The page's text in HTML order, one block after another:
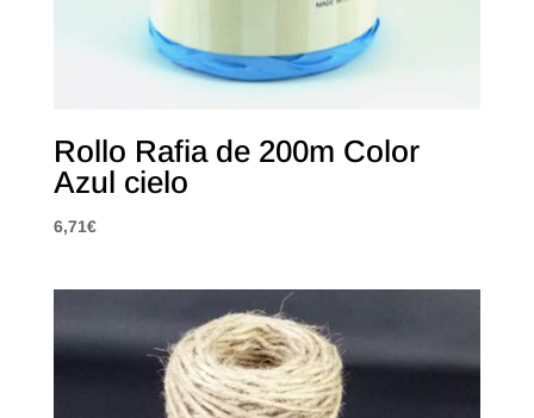
Rollo Rafia de 200m Color
Azul cielo
6,71€